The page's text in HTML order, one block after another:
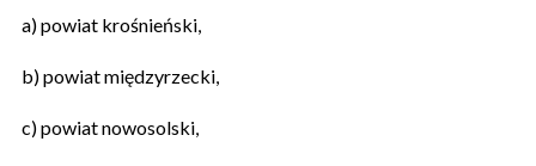
a) powiat krośnieński,
b) powiat międzyrzecki,
c) powiat nowosolski,